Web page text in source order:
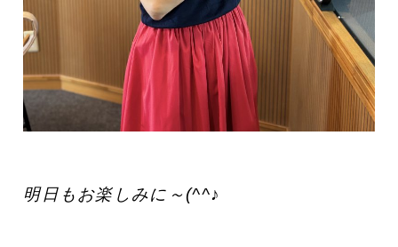
明日もお楽しみに～(^^♪